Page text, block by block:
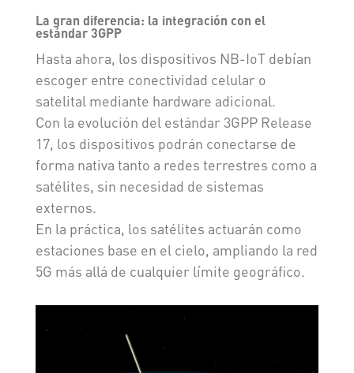
La gran diferencia: la integración con el
estándar 3GPP
Hasta ahora, los dispositivos NB-IoT debían
escoger entre conectividad celular o
satelital mediante hardware adicional.
Con la evolución del estándar 3GPP Release
17, los dispositivos podrán conectarse de
forma nativa tanto a redes terrestres como a
satélites, sin necesidad de sistemas
externos.
En la práctica, los satélites actuarán como
estaciones base en el cielo, ampliando la red
5G más allá de cualquier límite geográfico.